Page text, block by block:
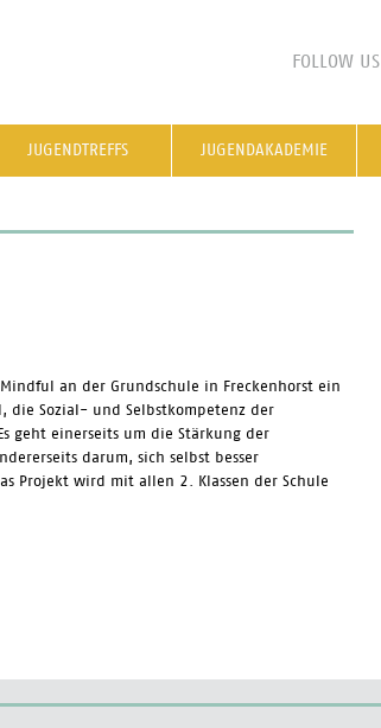
FOLLOW US
JUGENDTREFFS JUGENDAKADEMIE
an der Grundschule in Freckenhorst ein
die Sozial- und Selbstkompetenz der
geht einerseits um die Stärkung der
darum, sich selbst besser
Projekt wird mit allen 2. Klassen der Schule